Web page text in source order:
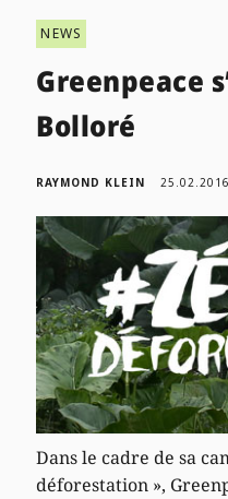
NEWS
Greenpeace
Bolloré
RAYMOND KLEIN 25.02.2016
Dans le cadre de sa
déforestation »,